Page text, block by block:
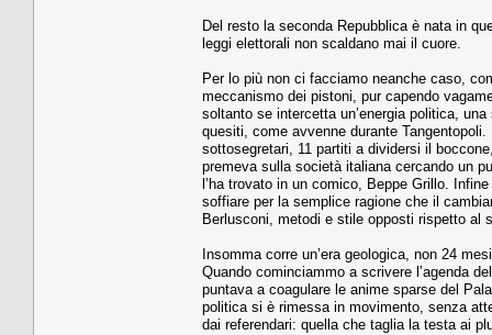
Del resto la seconda Repubblica è nata in
leggi elettorali non scaldano mai il cuore.
Per lo più non ci facciamo neanche caso,
meccanismo dei pistoni, pur capendo
soltanto se intercetta un’energia politica,
quesiti, come avvenne durante
sottosegretari, 11 partiti a dividersi il
premeva sulla società italiana cercando un
l’ha trovato in un comico, Beppe Grillo.
soffiare per la semplice ragione che il
Berlusconi, metodi e stile opposti rispetto al
Insomma corre un’era geologica, non 24
Quando cominciammo a scrivere l’agenda
puntava a coagulare le anime sparse del
politica si è rimessa in movimento, senza
dai referendari: quella che taglia la testa ai